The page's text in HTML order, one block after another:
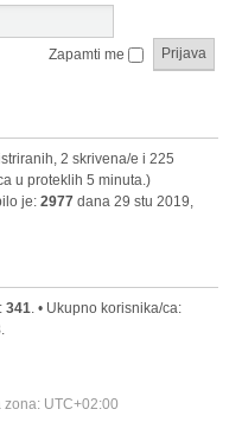
Zapamti me
2 skrivena/e i 225
u proteklih 5 minuta.)
je: 2977 dana 29 stu 2019,
341. • Ukupno korisnika/ca:
.
zona: UTC+02:00